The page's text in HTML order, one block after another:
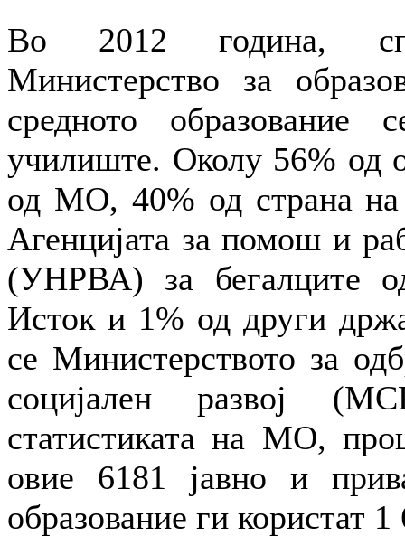
Во 2012 година,
Министерство за
средното
училиште. Околу 56% од
од МО, 40% од страна на
Агенцијата за помош и
(УНРВА) за бегалците
Исток и 1% од други
се Министерството за
социјален развој
статистиката на МО,
овие 6181 јавно и
образование ги користат